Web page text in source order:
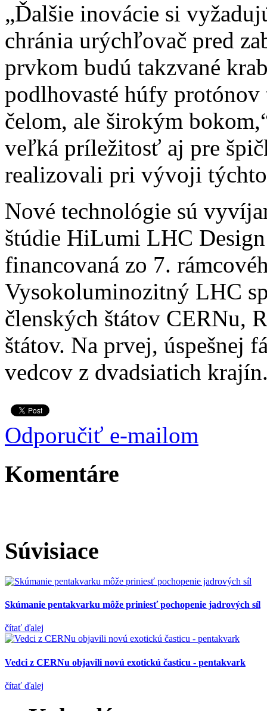
„Ďalšie inovácie si
chránia urýchľovač pred
prvkom budú takzvané
podlhovasté húfy
čelom, ale širokým
veľká príležitosť aj pre
realizovali pri vývoji
Nové technológie sú
štúdie HiLumi LHC
financovaná zo 7.
Vysokoluminozitný LHC
členských štátov CERNu,
štátov. Na prvej, úspešnej
vedcov z dvadsiatich
Odporučiť e-mailom
Komentáre
Súvisiace
Skúmanie pentakvarku môže priniesť pochopenie jadrových síl
čítať ďalej
Vedci z CERNu objavili novú exotickú časticu - pentakvark
čítať ďalej